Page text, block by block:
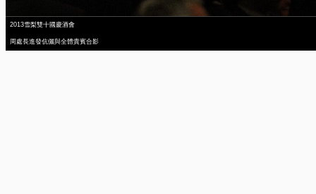
2013雪梨雙十國慶酒會
周處長進發伉儷與全體貴賓合影